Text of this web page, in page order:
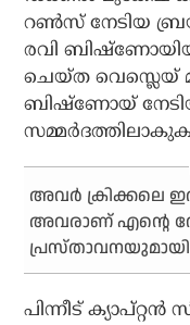
റണ്‍സ് നേടിയ
രവി
ചെയ്ത വെസ്ലെയ്
ബിഷ്‌ണോയ്
അവര്‍ ക്രിക്കലെ
അവരാണ് എന്റെ
പിന്നീട്